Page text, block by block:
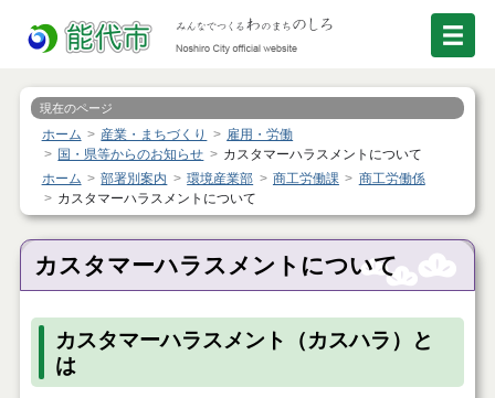
現在のページ
ホーム 産業・まちづくり
雇用・労働
国・県等からのお知らせ
カスタマーハラスメントについて
ホーム
部署別案内 環境産業部 商工労働課
商工労働係
カスタマーハラスメントについて
カスタマーハラスメントについて
カスタマーハラスメント（カスハラ）と
は